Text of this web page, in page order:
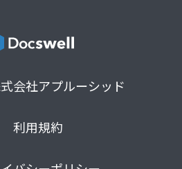
会社アプルーシッド
利用規約